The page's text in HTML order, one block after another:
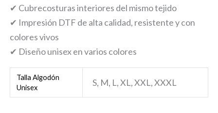
✔ Cubrecosturas interiores del mismo tejido
✔ Impresión DTF de alta calidad, resistente y con
colores vivos
✔ Diseño unisex en varios colores
Talla Algodón
Unisex
S, M, L, XL, XXL, XXXL